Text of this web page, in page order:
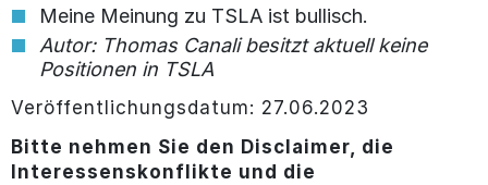
Meine Meinung zu TSLA ist bullisch.
Autor: Thomas Canali besitzt aktuell keine
Positionen in TSLA
Veröffentlichungsdatum: 27.06.2023
Bitte nehmen Sie den Disclaimer, die
Interessenskonflikte und die